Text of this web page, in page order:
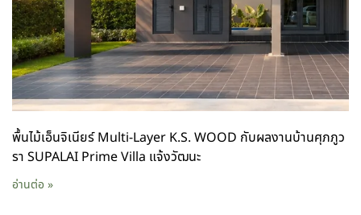
พื้นไม้เอ็นจิเนียร์ Multi-Layer K.S. WOOD กับผลงานบ้านศุภภูว
รา SUPALAI Prime Villa แจ้งวัฒนะ
อ่านต่อ »